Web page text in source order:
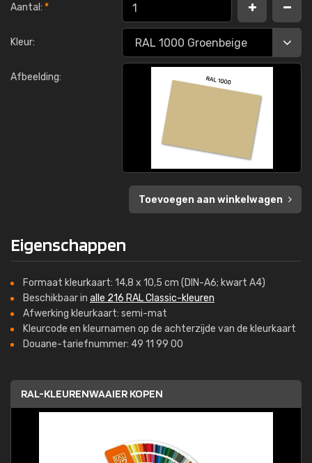
Aantal: *
Kleur:
Afbeelding:
Toevoegen aan winkelwagen
Eigenschappen
Formaat kleurkaart: 14,8 x 10,5 cm (DIN-A6; kwart A4)
Beschikbaar in alle 216 RAL Classic-kleuren
Afwerking kleurkaart: semi-mat
Kleurcode en kleurnamen op de achterzijde van de kleurkaart
Douane-tariefnummer: 49 11 99 00
RAL-KLEURENWAAIER KOPEN